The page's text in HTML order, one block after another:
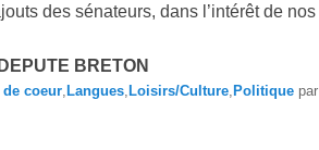
des sénateurs, dans l’intérêt de nos
BRETON
de coeur Langues Loisirs/Culture Politique par